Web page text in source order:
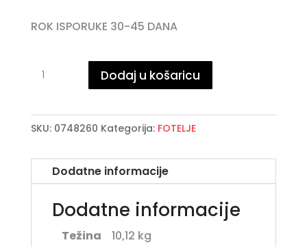
ROK ISPORUKE 30-45 DANA
MUSTARD
količina
Dodaj u košaricu
SKU: 0748260 Kategorija: FOTELJE
Dodatne informacije
Dodatne informacije
Težina
10,12 kg